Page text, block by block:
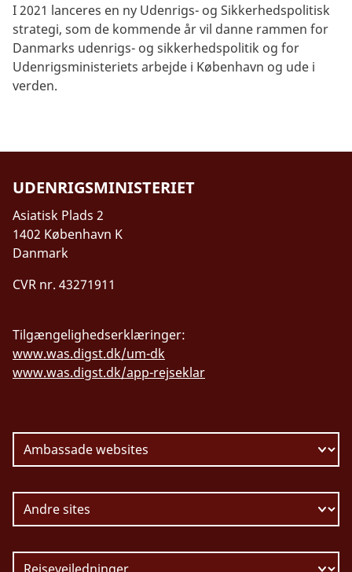
I 2021 lanceres en ny Udenrigs- og Sikkerhedspolitisk
strategi, som de kommende år vil danne rammen for
Danmarks udenrigs- og sikkerhedspolitik og for
Udenrigsministeriets arbejde i København og ude i
verden.
UDENRIGSMINISTERIET
Asiatisk Plads 2
1402 København K
Danmark
CVR nr. 43271911
Tilgængelighedserklæringer:
www.was.digst.dk/um-dk
www.was.digst.dk/app-rejseklar